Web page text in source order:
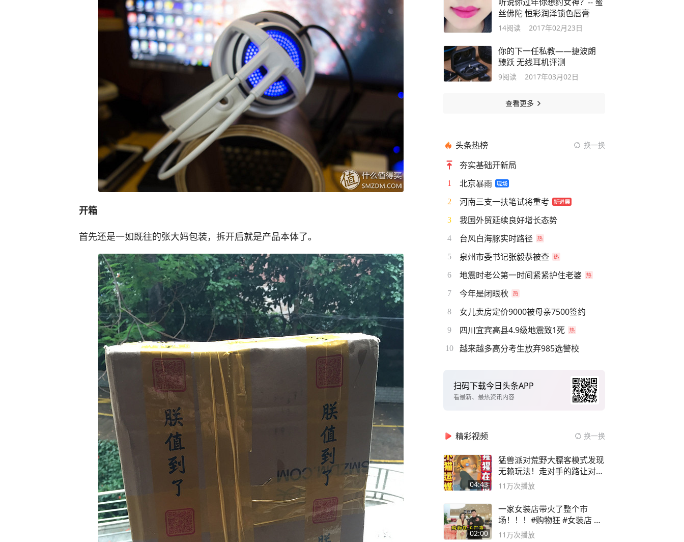
开箱
首先还是一如既往的张大妈包装，拆开后就是产品本体了。
丝佛陀 恒彩润泽锁色唇膏
14阅读 2017年02月23日
你的下一任私教——捷波朗
臻跃 无线耳机评测
9阅读 2017年03月02日
查看更多
头条热榜 换一换
夯实基础开新局
1 北京暴雨
2 河南三支一扶笔试将重考
3 我国外贸延续良好增长态势
4 台风白海豚实时路径
5 泉州市委书记张毅恭被查
6 地震时老公第一时间紧紧护住老婆
7 今年是闭眼秋
8 女儿卖房定价9000被母亲7500签约
9 四川宜宾高县4.9级地震致1死
10 越来越多高分考生放弃985选警校
扫码下载今日头条APP
看最新、最热资讯内容
精彩视频 换一换
04:43
猛兽派对荒野大膘客模式发现
无赖玩法！走对手的路让对手
无路可走
11万次播放
02:00
一家女装店带火了整个市
场！！！#购物狂 #女装店 #
高品质女装
11万次播放